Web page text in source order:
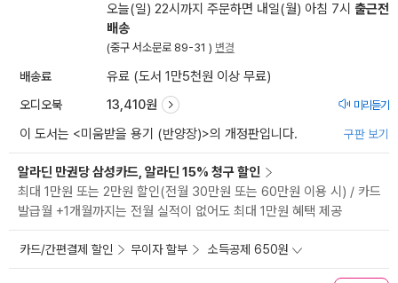
오늘(일) 22시까지 주문하면 내일(월) 아침 7시 출근전
배송
(중구 서소문로 89-31 ) 변경
배송료 유료 (도서 1만5천원 이상 무료)
오디오북 13,410원 미리듣기
이 도서는 <미움받을 용기 (반양장)>의 개정판입니다. 구판 보기
알라딘 만권당 삼성카드, 알라딘 15% 청구 할인
최대 1만원 또는 2만원 할인(전월 30만원 또는 60만원 이용 시) / 카드
발급월 +1개월까지는 전월 실적이 없어도 최대 1만원 혜택 제공
카드/간편결제 할인 무이자 할부 소득공제 650원